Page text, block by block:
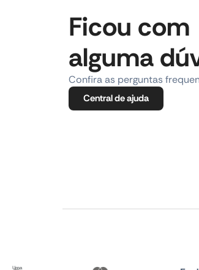
Ficou com
alguma
Confira as perguntas
Central de ajuda
Uma